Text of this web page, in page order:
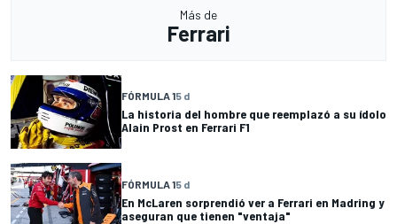
Más de
Ferrari
FÓRMULA 15 d
La historia del hombre que reemplazó a su ídolo
Alain Prost en Ferrari F1
FÓRMULA 15 d
En McLaren sorprendió ver a Ferrari en Madring y
aseguran que tienen "ventaja"